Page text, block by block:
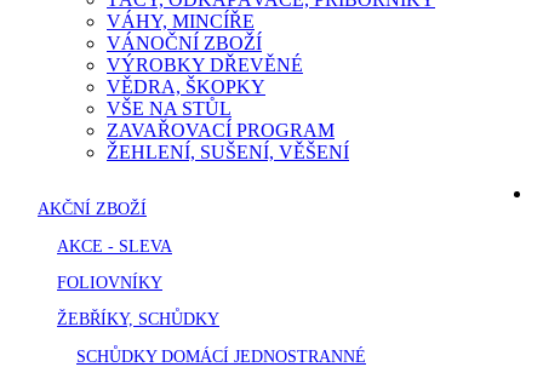
VÁHY, MINCÍŘE
VÁNOČNÍ ZBOŽÍ
VÝROBKY DŘEVĚNÉ
VĚDRA, ŠKOPKY
VŠE NA STŮL
ZAVAŘOVACÍ PROGRAM
ŽEHLENÍ, SUŠENÍ, VĚŠENÍ
AKČNÍ ZBOŽÍ
AKCE - SLEVA
FOLIOVNÍKY
ŽEBŘÍKY, SCHŮDKY
SCHŮDKY DOMÁCÍ JEDNOSTRANNÉ